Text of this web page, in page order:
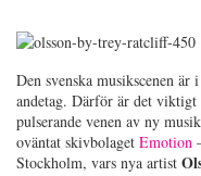
Den svenska musikscenen
andetag. Därför är det viktigt
pulserande venen av ny
oväntat skivbolaget Emotion
Stockholm, vars nya artist